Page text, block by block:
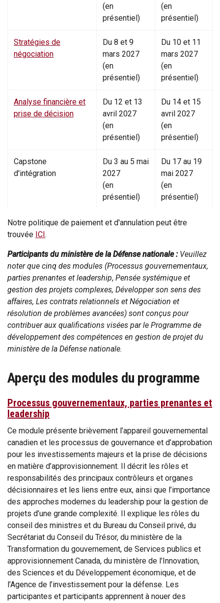
(en
présentiel)
(en
présentiel)
Stratégies de
négociation
Du 8 et 9
mars 2027
(en
présentiel)
Du 10 et 11
mars 2027
(en
présentiel)
Analyse financière et
prise de décision
Du 12 et 13
avril 2027
(en
présentiel)
Du 14 et 15
avril 2027
(en
présentiel)
Capstone
d'intégration
Du 3 au 5 mai
2027
(en
présentiel)
Du 17 au 19
mai 2027
(en
présentiel)
Notre politique de paiement et d'annulation peut être
trouvée ICI .
Participants du ministère de la Défense nationale :Veuillez
noter que cinq des modules (Processus gouvernementaux,
parties prenantes et leadership, Pensée systémique et
gestion des projets complexes, Développer son sens des
affaires, Les contrats relationnels et Négociation et
résolution de problèmes avancées) sont conçus pour
contribuer aux qualifications visées par le Programme de
développement des compétences en gestion de projet du
ministère de la Défense nationale.
Aperçu des modules du programme
Processus gouvernementaux, parties prenantes et
leadership
Ce module présente brièvement l’appareil gouvernemental
canadien et les processus de gouvernance et d’approbation
pour les investissements majeurs et la prise de décisions
en matière d’approvisionnement. Il décrit les rôles et
responsabilités des principaux contrôleurs et organes
décisionnaires et les liens entre eux, ainsi que l’importance
des approches modernes du leadership pour la gestion de
projets d’une grande complexité. Il explique les rôles du
conseil des ministres et du Bureau du Conseil privé, du
Secrétariat du Conseil du Trésor, du ministère de la
Transformation du gouvernement, de Services publics et
approvisionnement Canada, du ministère de l’Innovation,
des Sciences et du Développement économique, et de
l’Agence de l’investissement pour la défense. Les
participantes et participants apprennent à nouer des